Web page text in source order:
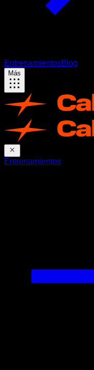
EntrenamientosBlog
Más
Entrenamientos